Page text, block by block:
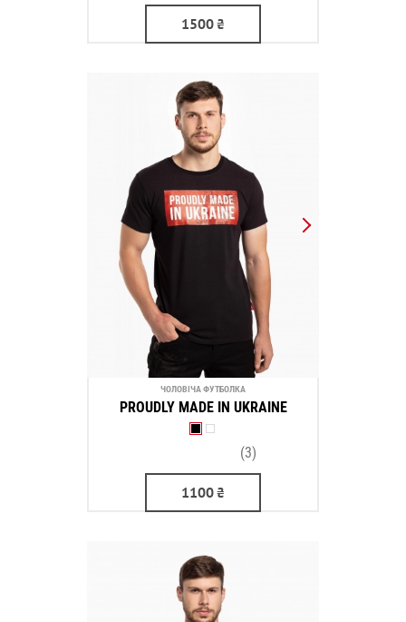
1500₴
ЧОЛОВІЧА ФУТБОЛКА
PROUDLY MADE IN UKRAINE
(3)
1100₴